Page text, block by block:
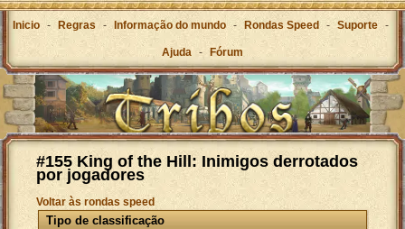
Inicio - Regras - Informação do mundo - Rondas Speed - Suporte -
Ajuda - Fórum
#155 King of the Hill: Inimigos derrotados
por jogadores
Voltar às rondas speed
Tipo de classificação